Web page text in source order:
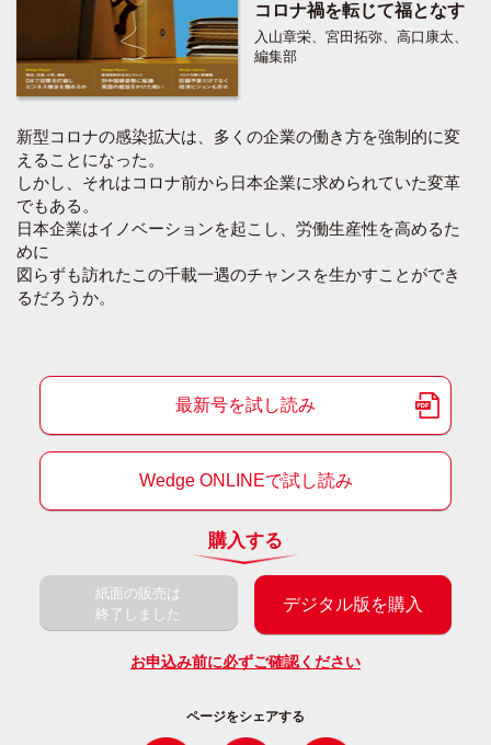
コロナ禍を転じて福となす
入山章栄、宮田拓弥、高口康太、
編集部
新型コロナの感染拡大は、多くの企業の働き方を強制的に変
えることになった。
しかし、それはコロナ前から日本企業に求められていた変革
でもある。
日本企業はイノベーションを起こし、労働生産性を高めるた
めに
図らずも訪れたこの千載一遇のチャンスを生かすことができ
るだろうか。
最新号を試し読み
Wedge ONLINEで試し読み
購入する
紙面の販売は
終了しました
デジタル版を購入
お申込み前に必ずご確認ください
ページをシェアする